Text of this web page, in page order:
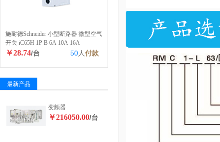
施耐德Schneider 小型断路器 微型空气
开关 iC65H 1P B 6A 10A 16A
￥28.74/台 50人付款
最新产品
变频器
￥216050.00/台